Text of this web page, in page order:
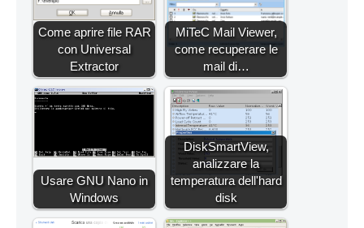
Come aprire file RAR
con Universal
Extractor
MiTeC Mail Viewer,
come recuperare le
mail di…
Usare GNU Nano in
Windows
DiskSmartView,
analizzare la
temperatura dell'hard
disk